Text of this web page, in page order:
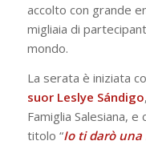
accolto con grande
migliaia di
mondo.
La serata è iniziata
suor Leslye Sándigo
Famiglia Salesiana, e
titolo “Io ti darò una